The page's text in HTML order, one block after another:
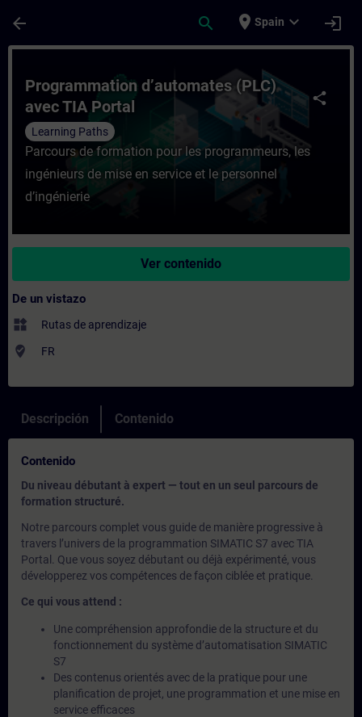
arrow_back search place Spain expand_more login
share
Programmation d’automates (PLC)
avec TIA Portal
Learning Paths
Parcours de formation pour les programmeurs, les
ingénieurs de mise en service et le personnel
d’ingénierie
Ver contenido
De un vistazo
widgets Rutas de aprendizaje
where_to_vote FR
Descripción Contenido
Contenido
Du niveau débutant à expert — tout en un seul parcours de
formation structuré.
Notre parcours complet vous guide de manière progressive à
travers l’univers de la programmation SIMATIC S7 avec TIA
Portal. Que vous soyez débutant ou déjà expérimenté, vous
développerez vos compétences de façon ciblée et pratique.
Ce qui vous attend :
Une compréhension approfondie de la structure et du
fonctionnement du système d’automatisation SIMATIC
S7
Des contenus orientés avec de la pratique pour une
planification de projet, une programmation et une mise en
service efficaces